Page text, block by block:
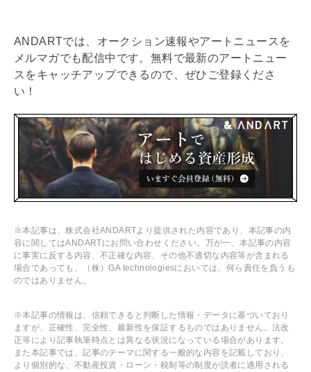
ANDARTでは、オークション速報やアートニュースを
メルマガでも配信中です。無料で最新のアートニュー
スをキャッチアップできるので、ぜひご登録くださ
い！
※本記事は、株式会社ANDARTより提供された内容であり、本記事の内
容に関してはANDARTにお問い合わせください。万が一、本記事の内容
に事実に反する内容、不正確な内容、その他不適切な内容等が含まれる
場合であっても、（株）GA technologiesにおいては、何ら責任を負うも
のではありません。
※本記事の情報は、信頼できると判断した情報・データに基づいており
ますが、正確性、完全性、最新性を保証するものではありません。法改
正等により記事執筆時点とは異なる状況になっている場合があります。
また本記事では、記事のテーマに関する一般的な内容を記載しており、
より個別的な、不動産投資・ローン・税制等の制度が読者に適用される